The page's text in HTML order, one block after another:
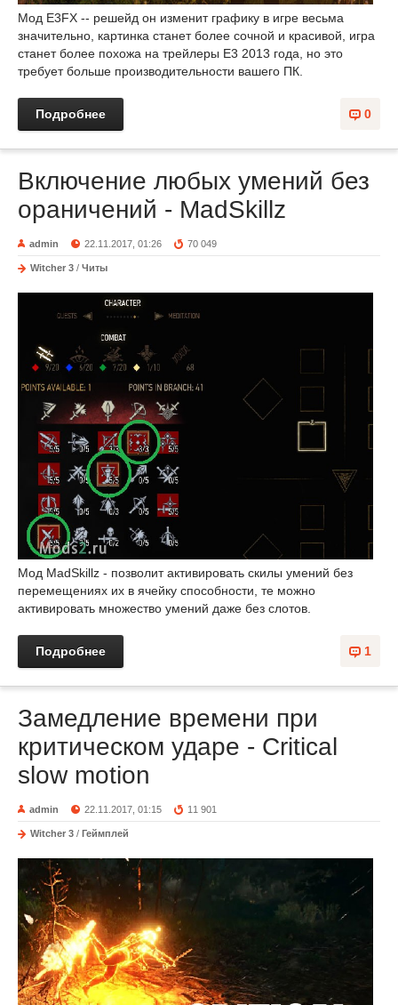
Мод E3FX -- решейд он изменит графику в игре весьма
значительно, картинка станет более сочной и красивой, игра
станет более похожа на трейлеры Е3 2013 года, но это
требует больше производительности вашего ПК.
0
Подробнее
Включение любых умений без
ораничений - MadSkillz
admin 22.11.2017, 01:26 70 049
Witcher 3 / Читы
Мод MadSkillz - позволит активировать скилы умений без
перемещениях их в ячейку способности, те можно
активировать множество умений даже без слотов.
1
Подробнее
Замедление времени при
критическом ударе - Critical
slow motion
admin 22.11.2017, 01:15 11 901
Witcher 3 / Геймплей